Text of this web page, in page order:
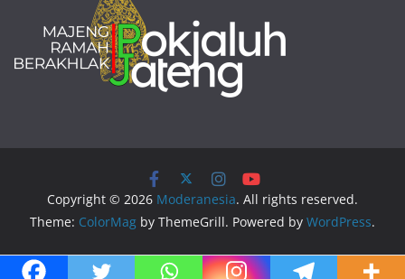
Copyright © 2026 Moderanesia. All rights reserved.
Theme: ColorMag by ThemeGrill. Powered by WordPress.